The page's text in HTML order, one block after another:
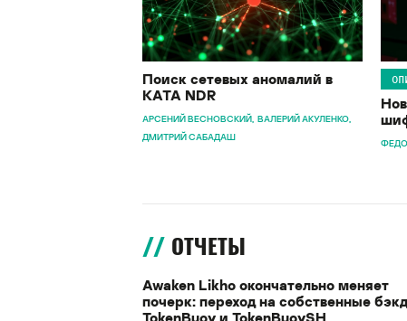
Поиск сетевых аномалий в
KATA NDR
АРСЕНИЙ ВЕСНОВСКИЙ ВАЛЕРИЙ АКУЛЕНКО
ДМИТРИЙ САБАДАШ
ОТЧЕТЫ
Awaken Likho окончательно меняет
почерк: переход на собственные